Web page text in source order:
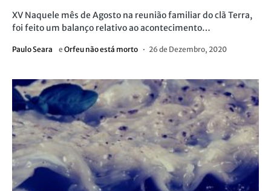
XV Naquele mês de Agosto na reunião familiar do clã Terra,
foi feito um balanço relativo ao acontecimento…
Paulo Seara e Orfeu não está morto 26 de Dezembro, 2020